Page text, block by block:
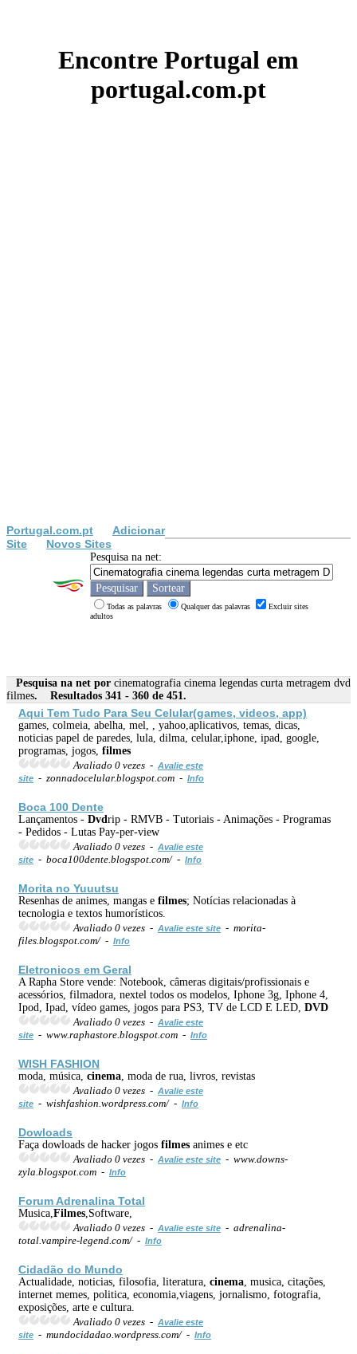
Encontre Portugal em
portugal.com.pt
Portugal.com.pt
Adicionar
Site
Novos Sites
Pesquisa na net:
Todas as palavras Qualquer das palavras
Excluir sites
adultos
Pesquisa na net por cinematografia cinema legendas curta metragem dvd
filmes. Resultados 341 - 360 de 451.
Aqui Tem Tudo Para Seu Celular(games, videos, app)
games, colmeia, abelha, mel, , yahoo,aplicativos, temas, dicas,
noticias papel de paredes, lula, dilma, celular,iphone, ipad, google,
programas, jogos, filmes
Avaliado 0 vezes - Avalie este
site - zonnadocelular.blogspot.com - Info
Boca 100 Dente
Lançamentos - Dvd rip - RMVB - Tutoriais - Animações - Programas
- Pedidos - Lutas Pay-per-view
Avaliado 0 vezes - Avalie este
site - boca100dente.blogspot.com/ - Info
Morita no Yuuutsu
Resenhas de animes, mangas e filmes; Notícias relacionadas à
tecnologia e textos humorísticos.
Avaliado 0 vezes - Avalie este site - morita-
files.blogspot.com/ - Info
Eletronicos em Geral
A Rapha Store vende: Notebook, câmeras digitais/profissionais e
acessórios, filmadora, nextel todos os modelos, Iphone 3g, Iphone 4,
Ipod, Ipad, vídeo games, jogos para PS3, TV de LCD E LED, DVD
Avaliado 0 vezes - Avalie este
site - www.raphastore.blogspot.com - Info
WISH FASHION
moda, música, cinema , moda de rua, livros, revistas
Avaliado 0 vezes - Avalie este
site - wishfashion.wordpress.com/ - Info
Dowloads
Faça dowloads de hacker jogos filmes animes e etc
Avaliado 0 vezes - Avalie este site - www.downs-
zyla.blogspot.com - Info
Forum Adrenalina Total
Musica, Filmes ,Software,
Avaliado 0 vezes - Avalie este site - adrenalina-
total.vampire-legend.com/ - Info
Cidadão do Mundo
Actualidade, noticias, filosofia, literatura, cinema , musica, citações,
internet memes, politica, economia,viagens, jornalismo, fotografia,
exposições, arte e cultura.
Avaliado 0 vezes - Avalie este
site - mundocidadao.wordpress.com/ - Info